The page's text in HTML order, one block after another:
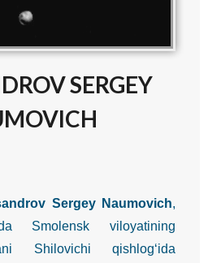
SERGEY
Sergey Naumovich,
Smolensk viloyatining
Shilovichi qishlog‘ida